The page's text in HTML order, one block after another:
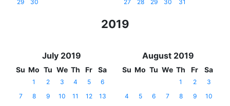
29
30
27
28 29 30 31
2019
July 2019
Su Mo Tu We Th Fr Sa
1 2 3 4 5
6
7
8 9 10 11 12
13
August 2019
Su Mo Tu We Th Fr Sa
1 2
3
4
5 6 7 8 9
10